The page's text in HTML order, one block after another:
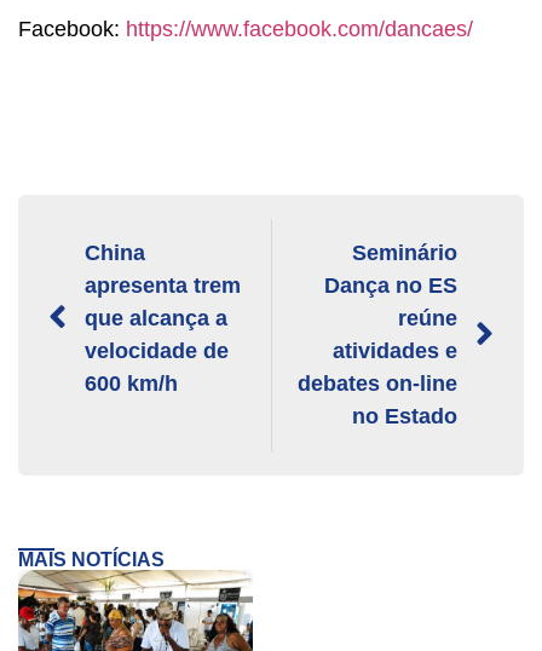
Facebook: https://www.facebook.com/dancaes/
China
apresenta trem
que alcança a
velocidade de
600 km/h
Seminário
Dança no ES
reúne
atividades e
debates on-line
no Estado
MAIS NOTÍCIAS